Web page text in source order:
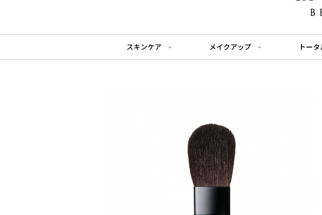
スキンケア メイクアップ トー